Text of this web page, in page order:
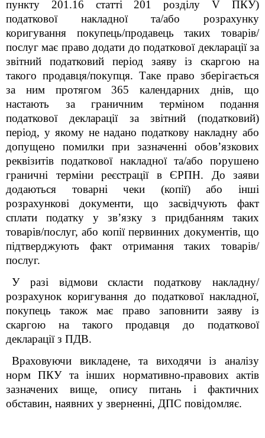
пункту 201.16 статті 201 розділу V ПКУ)
податкової накладної та/або розрахунку
коригування покупець/продавець таких товарів/
послуг має право додати до податкової декларації за
звітний податковий період заяву із скаргою на
такого продавця/покупця. Таке право зберігається
за ним протягом 365 календарних днів, що
настають за граничним терміном подання
податкової декларації за звітний (податковий)
період, у якому не надано податкову накладну або
допущено помилки при зазначенні обов’язкових
реквізитів податкової накладної та/або порушено
граничні терміни реєстрації в ЄРПН. До заяви
додаються товарні чеки (копії) або інші
розрахункові документи, що засвідчують факт
сплати податку у зв’язку з придбанням таких
товарів/послуг, або копії первинних документів, що
підтверджують факт отримання таких товарів/
послуг.
У разі відмови скласти податкову накладну/
розрахунок коригування до податкової накладної,
покупець також має право заповнити заяву із
скаргою на такого продавця до податкової
декларації з ПДВ.
Враховуючи викладене, та виходячи із аналізу
норм ПКУ та інших нормативно-правових актів
зазначених вище, опису питань і фактичних
обставин, наявних у зверненні, ДПС повідомляє.